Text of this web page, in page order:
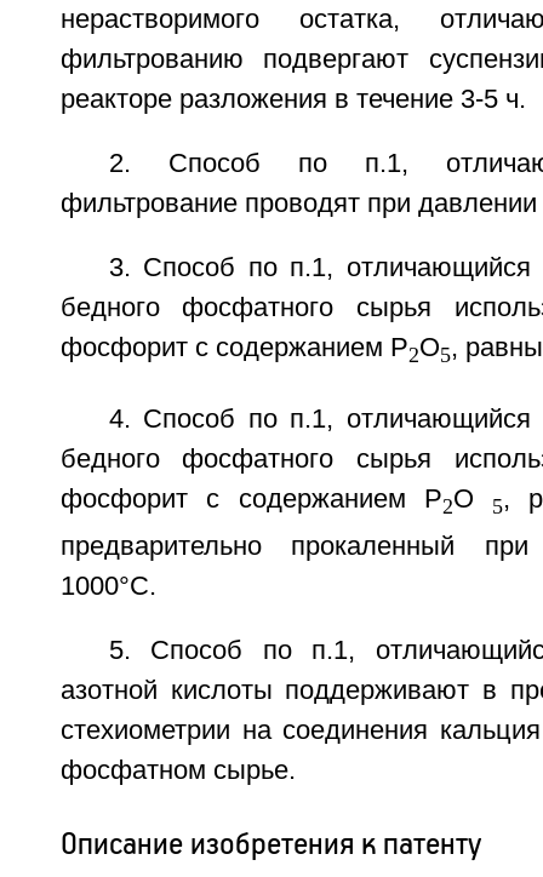
нерастворимого остатка,
фильтрованию подвергают
реакторе разложения в течение 3-5 ч.
2. Способ по п.1,
фильтрование проводят при давлении
3. Способ по п.1, отличающийся
бедного фосфатного сырья
фосфорит с содержанием P2O5,
4. Способ по п.1, отличающийся
бедного фосфатного сырья
фосфорит с содержанием P2O 5,
предварительно прокаленный
1000°С.
5. Способ по п.1,
азотной кислоты поддерживают в
стехиометрии на соединения
фосфатном сырье.
Описание изобретения к патенту